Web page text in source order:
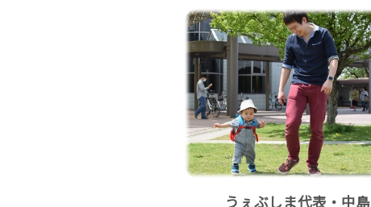
うぇぶしま代表・中島